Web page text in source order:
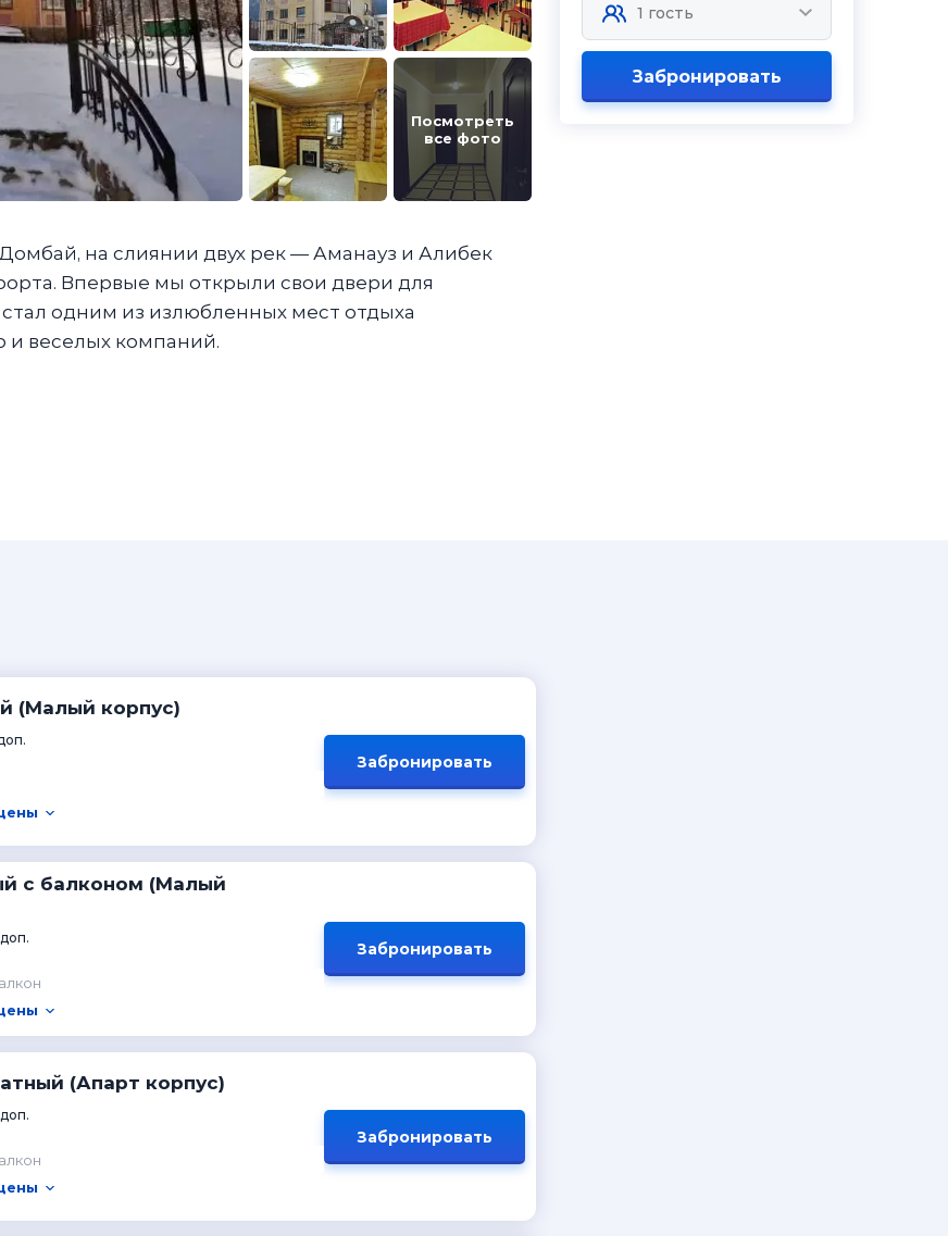
Посмотреть
все фото
Забронировать
на слиянии двух рек — Аманауз и Алибек
Впервые мы открыли свои двери для
одним из излюбленных мест отдыха
и веселых компаний.
(Малый корпус)
Забронировать
с балконом (Малый
Забронировать
(Апарт корпус)
Забронировать